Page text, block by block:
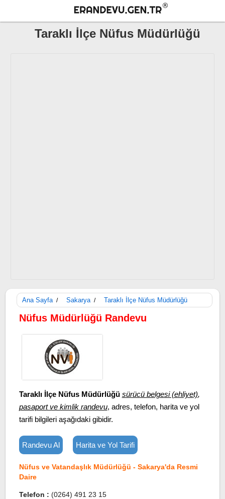
Taraklı İlçe Nüfus Müdürlüğü
Ana Sayfa / Sakarya / Taraklı İlçe Nüfus Müdürlüğü
Nüfus Müdürlüğü Randevu
Taraklı İlçe Nüfus Müdürlüğü sürücü belgesi (ehliyet),
pasaport ve kimlik randevu, adres, telefon, harita ve yol
tarifi bilgileri aşağıdaki gibidir.
Randevu Al Harita ve Yol Tarifi
Nüfus ve Vatandaşlık Müdürlüğü - Sakarya'da Resmi
Daire
Telefon : (0264) 491 23 15